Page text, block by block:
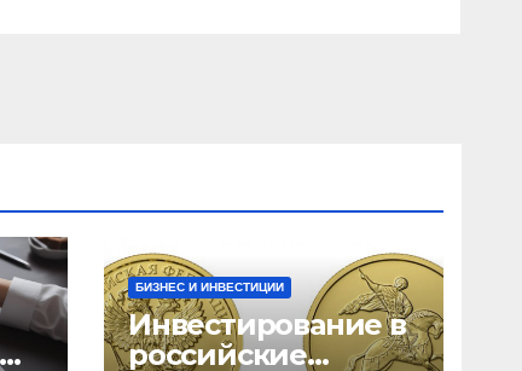
БИЗНЕС И ИНВЕСТИЦИИ
Инвестирование в
российские